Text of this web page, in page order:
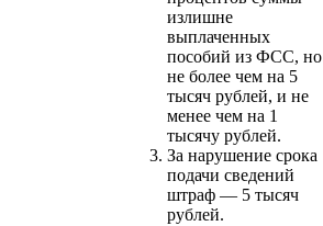
излишне
выплаченных
пособий из ФСС, но
не более чем на 5
тысяч рублей, и не
менее чем на 1
тысячу рублей.
За нарушение срока
подачи сведений
штраф — 5 тысяч
рублей.